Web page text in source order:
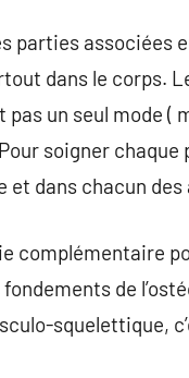
parties associées
dans le corps.
un seul mode
soigner
et dans chacun
complémentaire
de
squelettique,